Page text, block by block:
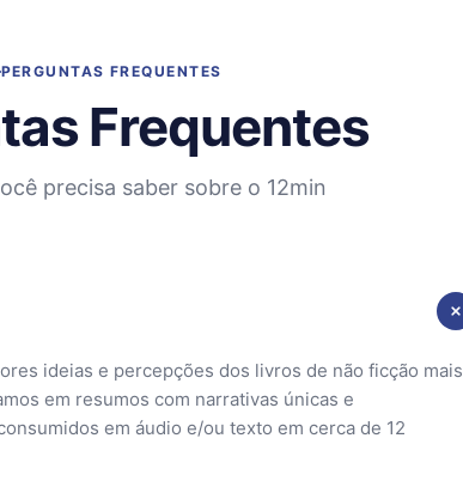
PERGUNTAS FREQUENTES
Frequentes
precisa saber sobre o 12min
ideias e percepções dos livros de não ficção mais
em resumos com narrativas únicas e
em áudio e/ou texto em cerca de 12